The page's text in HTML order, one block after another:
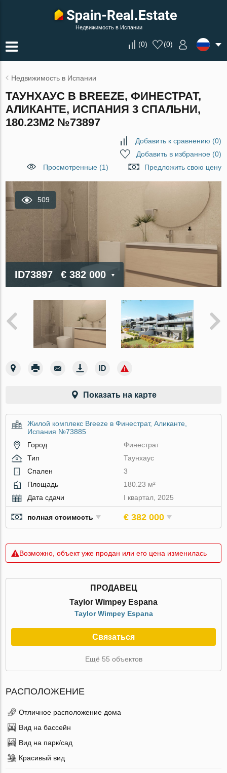
Недвижимость в Испании
(0) (0)
Недвижимость в Испании
ТАУНХАУС В BREEZE, ФИНЕСТРАТ,
АЛИКАНТЕ, ИСПАНИЯ 3 СПАЛЬНИ,
180.23М2 №73897
Добавить к сравнению (0)
Добавить в избранное(0)
Просмотренные (1)
Предложить свою цену
509
ID73897 € 382 000
Показать на карте
Жилой комплекс Breeze в Финестрат, Аликанте,
Испания №73885
Город
Финестрат
Тип
Таунхаус
Спален
3
Площадь
180.23 м²
Дата сдачи
I квартал, 2025
полная стоимость € 382 000
Возможно, объект уже продан или его цена изменилась
ПРОДАВЕЦ
Taylor Wimpey Espana
Taylor Wimpey Espana
Связаться
Ещё 55 объектов
РАСПОЛОЖЕНИЕ
Отличное расположение дома
Вид на бассейн
Вид на парк/сад
Красивый вид